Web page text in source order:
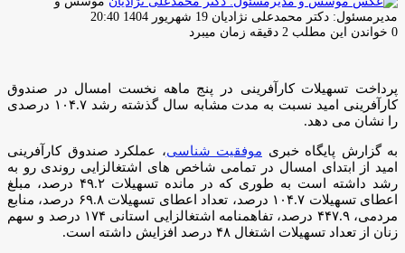
مدیرمسئول: دکتر محمدعلی نژادیان ارسال
ایمیل
19 شهریور 1404 20:40
0 خواندن این مطلب 2 دقیقه زمان میبرد
پرداخت تسهیلات کارآفرینی در پنج ماهه نخست امسال در صندوق
کارآفرینی امید نسبت به مدت مشابه سال گذشته رشد ۱۰۴.۷ درصدی
را نشان می دهد.
به گزارش پایگاه خبری موفقیت شناسی، عملکرد صندوق کارآفرینی
امید از ابتدای امسال در تمامی شاخص های اشتغالزایی روندی رو به
رشد داشته است به طوری که در مانده تسهیلات ۴۹.۲ درصد، مبلغ
اعطای تسهیلات ۱۰۴.۷ درصد، تعداد اعطای تسهیلات ۶۹.۸ درصد، منابع
مردمی، ۴۴۷.۹ درصد، تفاهمنامه اشتغالزایی استانی ۱۷۴ درصد و سهم
زنان از تعداد تسهیلات اشتغال ۴۸ درصد افزایش داشته است.